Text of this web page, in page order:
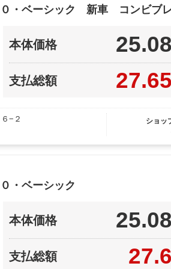
０・ベーシック 新車 コンビブ
本体価格 25.08
支払総額 27.65
−２
ショッ
・ベーシック
本体価格 25.08
支払総額 27.6